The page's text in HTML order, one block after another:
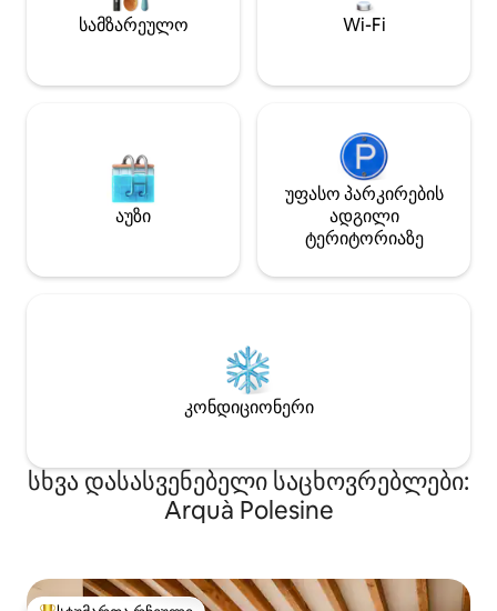
ვისაც დახვეწილი და დაუვიწყარი
შთაბეჭდილება სურს.
სამზარეულო Wi-Fi
აუზი
უფასო პარკირების
ადგილი
ტერიტორიაზე
კონდიციონერი
სხვა დასასვენებელი საცხოვრებლები:
Arquà Polesine